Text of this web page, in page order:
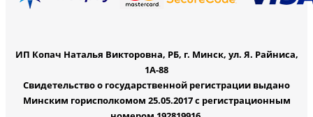
ИП Копач Наталья Викторовна, РБ, г. Минск, ул. Я. Райниса,
1А-88
Свидетельство о государственной регистрации выдано
Минским горисполкомом 25.05.2017 с регистрационным